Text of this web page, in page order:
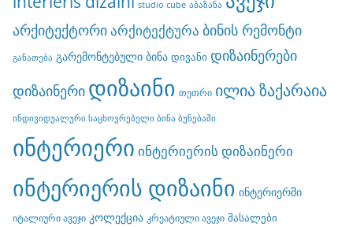
studio cube აბაზანა
არქიტექტორიარქიტექტურა ბინის რემონტი
განათება გარემონტებული ბინა დივანი დიზაინერები
დიზაინერი დიზაინი თეთრი ილია ზაქარაია
ინდივიდუალური საცხოვრებელი ბინა ბუნებაში
ინტერიერი ინტერიერის დიზაინერი
ინტერიერის დიზაინი ინტერიერში
იტალიური ავეჯი კოლექცია კრეატიული ავეჯი მასალები